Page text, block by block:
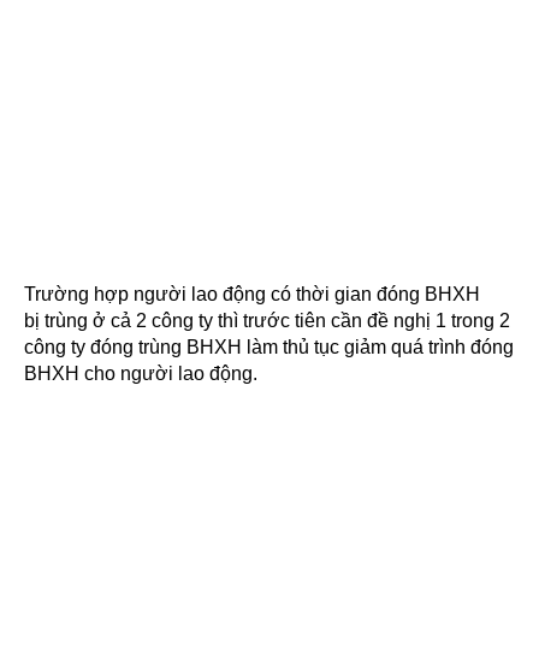
Trường hợp người lao động có thời gian đóng BHXH
bị trùng ở cả 2 công ty thì trước tiên cần đề nghị 1 trong 2
công ty đóng trùng BHXH làm thủ tục giảm quá trình đóng
BHXH cho người lao động.